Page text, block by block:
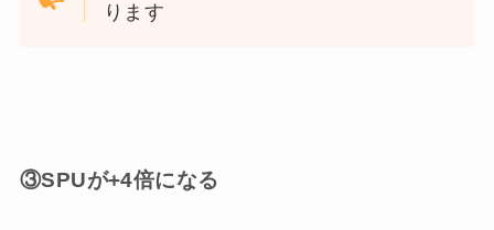
ります
③SPUが+4倍になる